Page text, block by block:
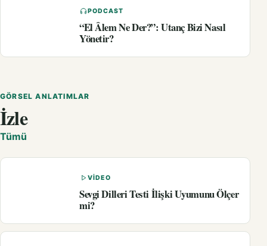
PODCAST
“El Âlem Ne Der?”: Utanç Bizi Nasıl
Yönetir?
GÖRSEL ANLATIMLAR
İzle
Tümü
VIDEO
Sevgi Dilleri Testi İlişki Uyumunu Ölçer
mi?